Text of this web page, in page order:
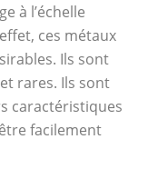
à l’échelle
ces métaux
Ils sont
rares. Ils sont
caractéristiques
facilement